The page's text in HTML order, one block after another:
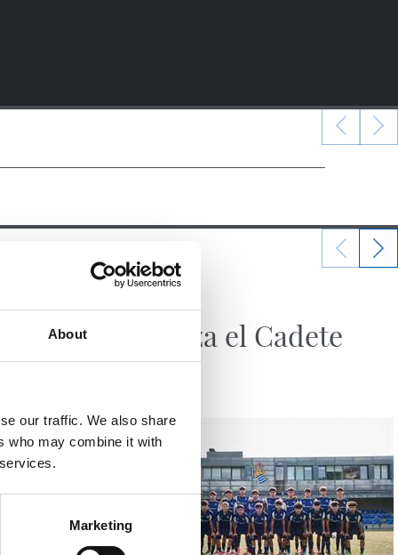
About
our traffic. We also share
who may combine it with
Marketing
28/07/2026
CADETE A
Empieza el Cadete
Vasca